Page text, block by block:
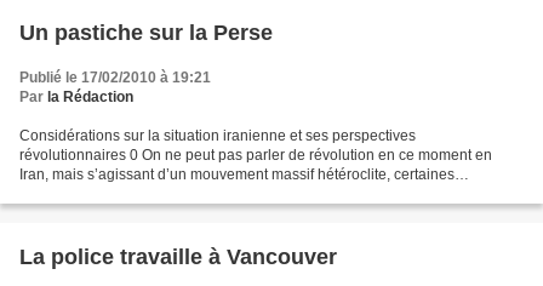
Un pastiche sur la Perse
Publié le 17/02/2010 à 19:21
Par la Rédaction
Considérations sur la situation iranienne et ses perspectives
révolutionnaires 0 On ne peut pas parler de révolution en ce moment en
Iran, mais s’agissant d’un mouvement massif hétéroclite, certaines
La police travaille à Vancouver